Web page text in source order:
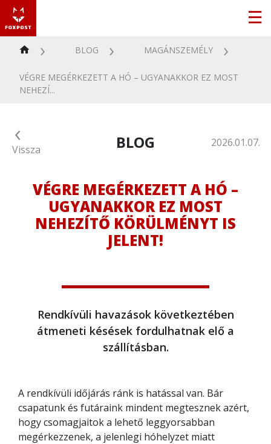
BLOG MAGÁNSZEMÉLY
VÉGRE MEGÉRKEZETT A HÓ – UGYANAKKOR EZ MOST
NEHEZÍ...
Vissza BLOG 2026.01.07.
VÉGRE MEGÉRKEZETT A HÓ –
UGYANAKKOR EZ MOST
NEHEZÍTŐ KÖRÜLMÉNYT IS
JELENT!
Rendkívüli havazások következtében
átmeneti késések fordulhatnak elő a
szállításban.
A rendkívüli időjárás ránk is hatással van. Bár
csapatunk és futáraink mindent megtesznek azért,
hogy csomagjaitok a lehető leggyorsabban
megérkezzenek, a jelenlegi hóhelyzet miatt